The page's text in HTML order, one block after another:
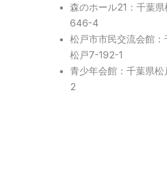
森のホール21：千葉
646-4
松戸市市民交流会館
松戸7-192-1
青少年会館：千葉県
2